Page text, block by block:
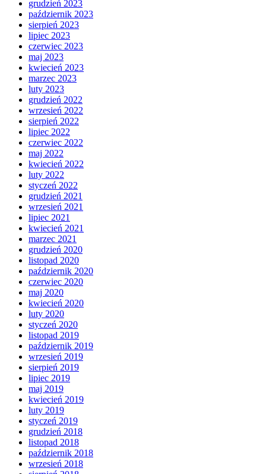
grudzień 2023
październik 2023
sierpień 2023
lipiec 2023
czerwiec 2023
maj 2023
kwiecień 2023
marzec 2023
luty 2023
grudzień 2022
wrzesień 2022
sierpień 2022
lipiec 2022
czerwiec 2022
maj 2022
kwiecień 2022
luty 2022
styczeń 2022
grudzień 2021
wrzesień 2021
lipiec 2021
kwiecień 2021
marzec 2021
grudzień 2020
listopad 2020
październik 2020
czerwiec 2020
maj 2020
kwiecień 2020
luty 2020
styczeń 2020
listopad 2019
październik 2019
wrzesień 2019
sierpień 2019
lipiec 2019
maj 2019
kwiecień 2019
luty 2019
styczeń 2019
grudzień 2018
listopad 2018
październik 2018
wrzesień 2018